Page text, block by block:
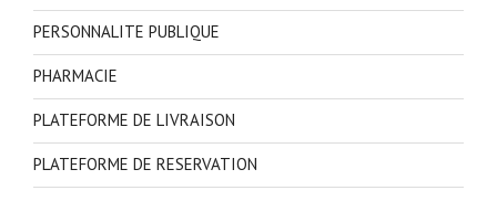
PERSONNALITE PUBLIQUE
PHARMACIE
PLATEFORME DE LIVRAISON
PLATEFORME DE RESERVATION